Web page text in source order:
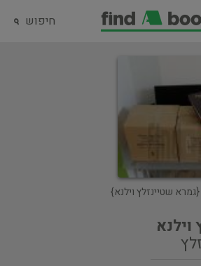
חיפוש
שטיינזלץ וילנא}